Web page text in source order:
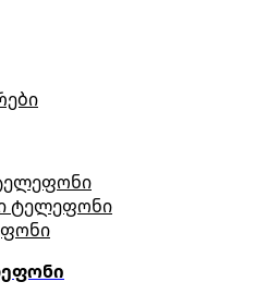
ტელეფონი